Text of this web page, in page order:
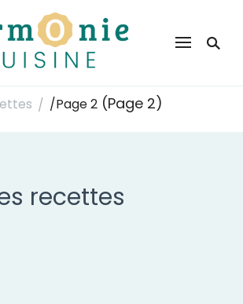
Cuisine
/ /Page 2 (Page 2)
recettes